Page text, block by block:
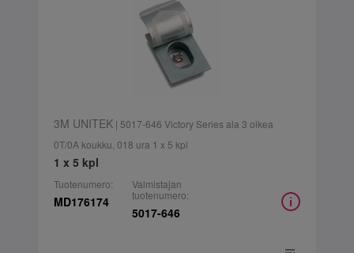
3M UNITEK| 5017-646 Victory Series ala 3 oikea
0T/0A koukku, 018 ura 1 x 5 kpl
1 x 5 kpl
Tuotenumero:
MD176174
Valmistajan
tuotenumero:
5017-646